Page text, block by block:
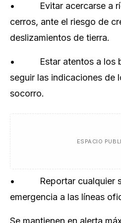
• Evitar acercarse a
cerros, ante el riesgo de
deslizamientos de tierra.
• Estar atentos a los
seguir las indicaciones de
socorro.
ESPACIO
• Reportar cualquier
emergencia a las líneas
Se mantienen en alerta